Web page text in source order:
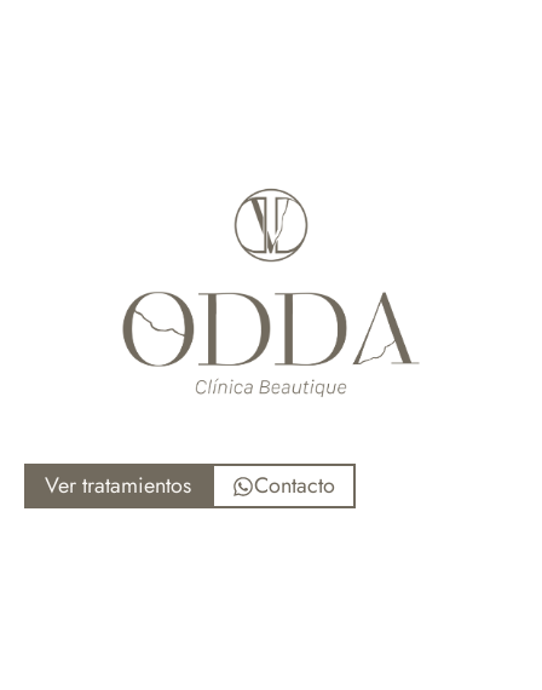
Ver tratamientos Contacto